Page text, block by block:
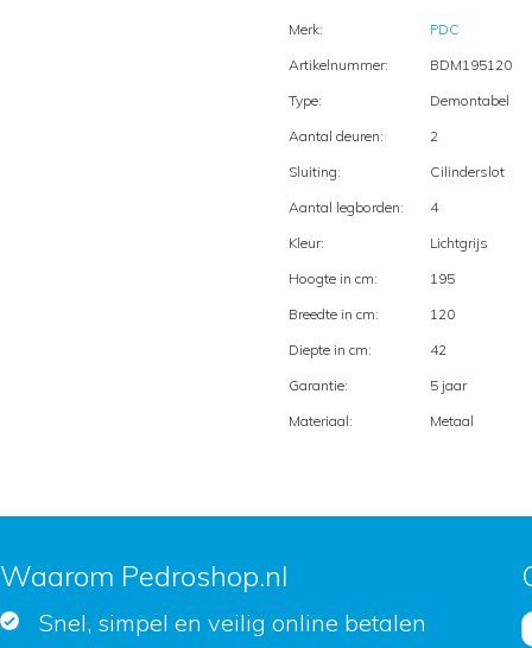
Merk:
PDC
Artikelnummer:
BDM195120
Type:
Demontabel
Aantal deuren:
2
Sluiting:
Cilinderslot
Aantal legborden:
4
Kleur:
Lichtgrijs
Hoogte in cm:
195
Breedte in cm:
120
Diepte in cm:
42
Garantie:
5 jaar
Materiaal:
Metaal
Waarom Pedroshop.nl
Snel, simpel en veilig online betalen